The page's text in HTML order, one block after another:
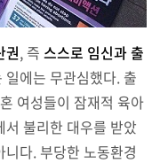
권, 즉 스스로 임신과 출
일에는 무관심했다. 출
여성들이 잠재적 육아
불리한 대우를 받았
다. 부당한 노동환경